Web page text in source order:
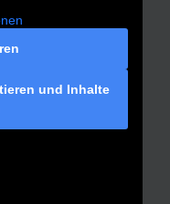
und Inhalte